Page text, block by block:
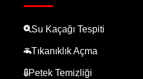
Su Kaçağı Tespiti
Tıkanıklık Açma
Petek Temizliği